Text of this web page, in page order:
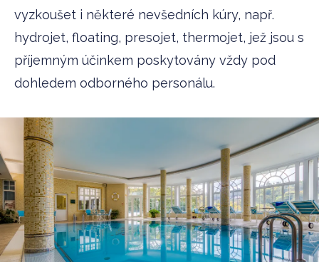
vyzkoušet i některé nevšedních kúry, např.
hydrojet, floating, presojet, thermojet, jež jsou s
příjemným účinkem poskytovány vždy pod
dohledem odborného personálu.